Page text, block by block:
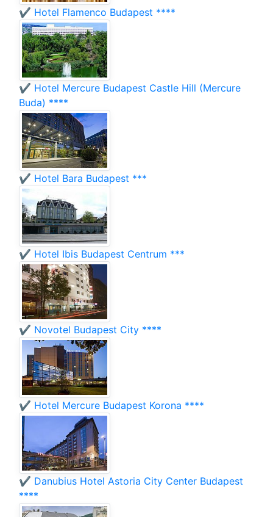
✔️ Hotel Flamenco Budapest ****
✔️ Hotel Mercure Budapest Castle Hill (Mercure
Buda) ****
✔️ Hotel Bara Budapest ***
✔️ Hotel Ibis Budapest Centrum ***
✔️ Novotel Budapest City ****
✔️ Hotel Mercure Budapest Korona ****
✔️ Danubius Hotel Astoria City Center Budapest
****